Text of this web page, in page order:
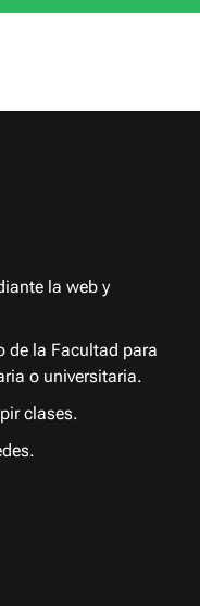
la web y
de la Facultad para
o universitaria.
clases.